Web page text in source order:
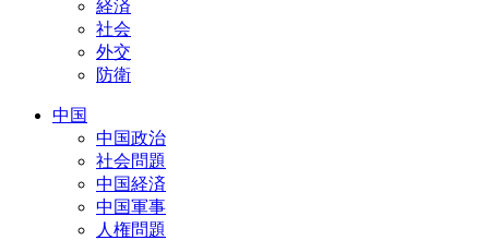
経済
社会
外交
防衛
中国
中国政治
社会問題
中国経済
中国軍事
人権問題